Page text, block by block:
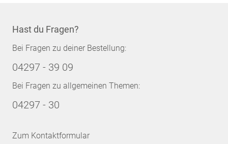
Hast du Fragen?
Bei Fragen zu deiner Bestellung:
04297 - 39 09
Bei Fragen zu allgemeinen Themen:
04297 - 30
Zum Kontaktformular